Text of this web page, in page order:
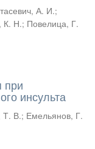
А. И.;
К. Н.; Повелица, Г.
при
инсульта
Т. В.; Емельянов, Г.